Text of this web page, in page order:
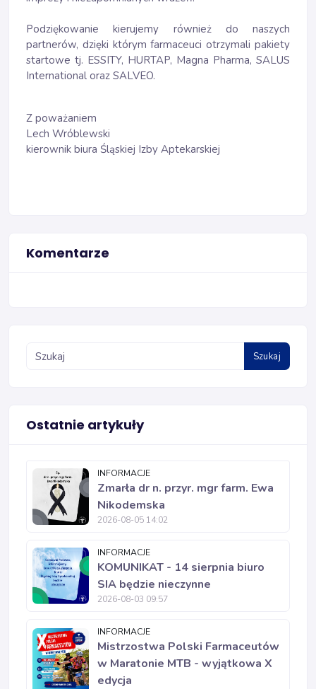
Podziękowanie kierujemy również do naszych
partnerów, dzięki którym farmaceuci otrzymali pakiety
startowe tj. ESSITY, HURTAP, Magna Pharma, SALUS
International oraz SALVEO.
Z poważaniem
Lech Wróblewski
kierownik biura Śląskiej Izby Aptekarskiej
Komentarze
Szukaj
Ostatnie artykuły
INFORMACJE
Zmarła dr n. przyr. mgr farm. Ewa
Nikodemska
2026-08-05 14:02
INFORMACJE
KOMUNIKAT - 14 sierpnia biuro
SIA będzie nieczynne
2026-08-03 09:57
INFORMACJE
Mistrzostwa Polski Farmaceutów
w Maratonie MTB - wyjątkowa X
edycja